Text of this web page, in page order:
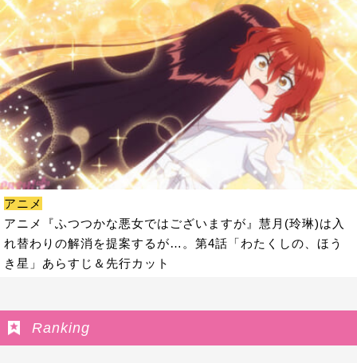
アニメ
アニメ『ふつつかな悪女ではございますが』慧月(玲琳)は入
れ替わりの解消を提案するが…。第4話「わたくしの、ほう
き星」あらすじ＆先行カット
Ranking